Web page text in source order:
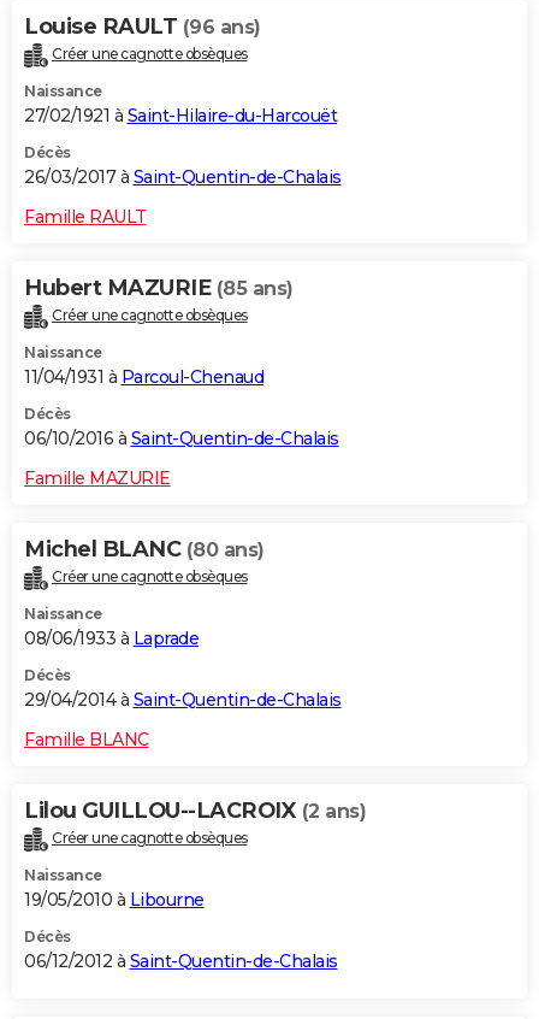
Louise RAULT (96 ans)
Créer une cagnotte obsèques
Naissance
27/02/1921 à Saint-Hilaire-du-Harcouët
Décès
26/03/2017 à Saint-Quentin-de-Chalais
Famille RAULT
Hubert MAZURIE (85 ans)
Créer une cagnotte obsèques
Naissance
11/04/1931 à Parcoul-Chenaud
Décès
06/10/2016 à Saint-Quentin-de-Chalais
Famille MAZURIE
Michel BLANC (80 ans)
Créer une cagnotte obsèques
Naissance
08/06/1933 à Laprade
Décès
29/04/2014 à Saint-Quentin-de-Chalais
Famille BLANC
Lilou GUILLOU--LACROIX (2 ans)
Créer une cagnotte obsèques
Naissance
19/05/2010 à Libourne
Décès
06/12/2012 à Saint-Quentin-de-Chalais